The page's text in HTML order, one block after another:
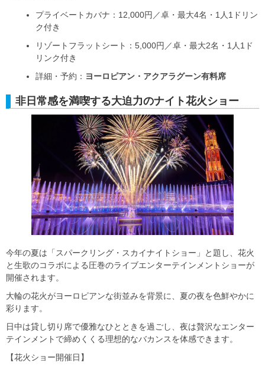
プライベートカバナ：12,000円／卓・最大4名・1人1ドリン
ク付き
リゾートフラットシート：5,000円／卓・最大2名・1人1ド
リンク付き
詳細・予約： ヨーロピアン・アクアラグーン有料席
非日常感を満喫する大迫力のナイト花火ショー
今年の夏は「スパークリング・スカイナイトショー」と題し、花火
と生歌のコラボによる圧巻のライブエンターテインメントショーが
開催されます。
大輪の花火がヨーロピアンな街並みを背景に、夏の夜を色鮮やかに
彩ります。
日中は貸し切り席で優雅なひとときを過ごし、夜は贅沢なエンター
テインメントで締めくくる理想的なバカンスを体感できます。
【花火ショー開催日】